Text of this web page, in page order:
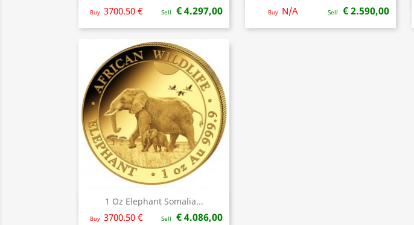
Buy 3700.50 € Sell € 4.297,00 Buy N/A Sell € 2.590,00
1 Oz Elephant Somalia...
Buy 3700.50 € Sell € 4.086,00
Snel bekijken